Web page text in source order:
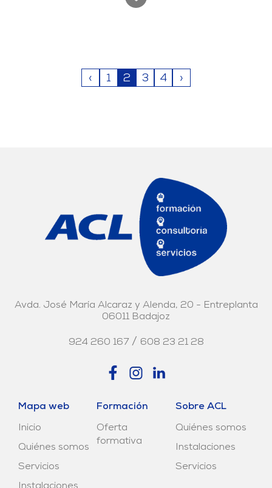
‹ 1 2 3 4 ›
Avda. José María Alcaraz y Alenda, 20 - Entreplanta
06011 Badajoz
924 260 167 / 608 23 21 28
Mapa web
Inicio
Quiénes somos
Servicios
Formación
Oferta
formativa
Sobre ACL
Quiénes somos
Instalaciones
Servicios